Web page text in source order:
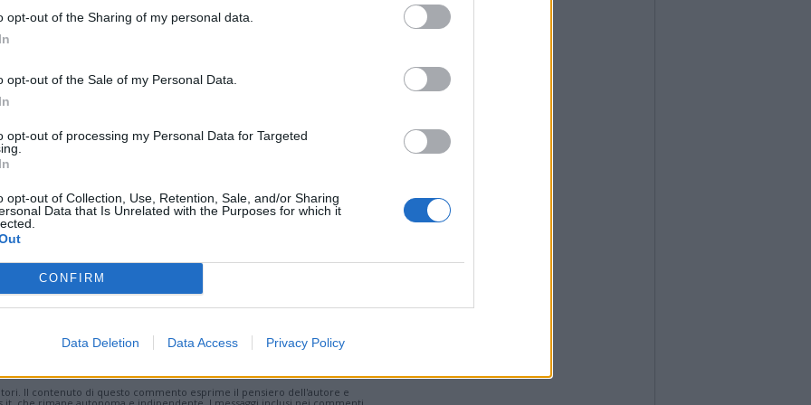
opt-out of the Sharing of my personal data.
opt-out of the Sale of my Personal Data.
opt-out of processing my Personal Data for Targeted
opt-out of Collection, Use, Retention, Sale, and/or Sharing
Data that Is Unrelated with the Purposes for which it
CONFIRM
Data Deletion Data Access Privacy Policy
Castronno
a cuore l'informazione del nostro territorio e
prima linea per informarvi con attenzione.
Il contenuto di questo commento esprime il pensiero dell'autore e